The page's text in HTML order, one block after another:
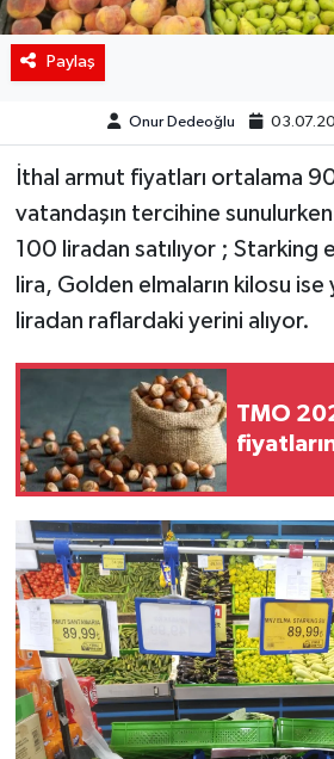
Paylaş
Onur Dedeoğlu
İthal armut fiyatları ortalama
vatandaşın tercihine
100 liradan satılıyor ; Starking
lira, Golden elmaların kilosu ise
liradan raflardaki yerini alıyor.
TMO